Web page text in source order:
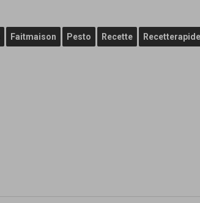
Faitmaison Pesto Recette Recetterapide